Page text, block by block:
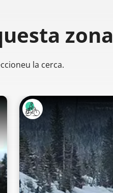
zona
la cerca.